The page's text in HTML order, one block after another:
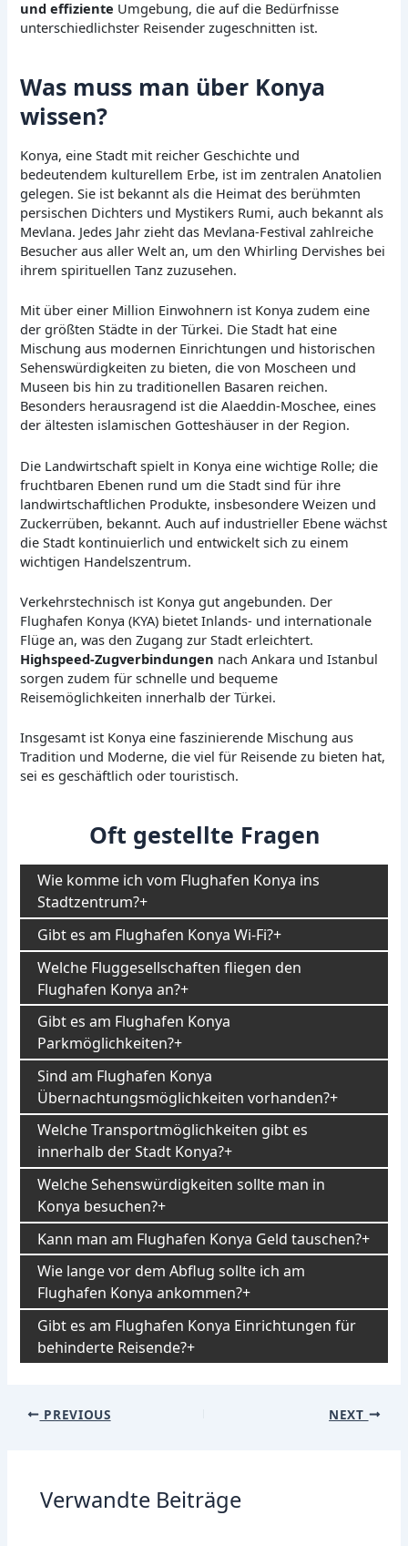
und effiziente Umgebung, die auf die Bedürfnisse
unterschiedlichster Reisender zugeschnitten ist.
Was muss man über Konya
wissen?
Konya, eine Stadt mit reicher Geschichte und
bedeutendem kulturellem Erbe, ist im zentralen Anatolien
gelegen. Sie ist bekannt als die Heimat des berühmten
persischen Dichters und Mystikers Rumi, auch bekannt als
Mevlana. Jedes Jahr zieht das Mevlana-Festival zahlreiche
Besucher aus aller Welt an, um den Whirling Dervishes bei
ihrem spirituellen Tanz zuzusehen.
Mit über einer Million Einwohnern ist Konya zudem eine
der größten Städte in der Türkei. Die Stadt hat eine
Mischung aus modernen Einrichtungen und historischen
Sehenswürdigkeiten zu bieten, die von Moscheen und
Museen bis hin zu traditionellen Basaren reichen.
Besonders herausragend ist die Alaeddin-Moschee, eines
der ältesten islamischen Gotteshäuser in der Region.
Die Landwirtschaft spielt in Konya eine wichtige Rolle; die
fruchtbaren Ebenen rund um die Stadt sind für ihre
landwirtschaftlichen Produkte, insbesondere Weizen und
Zuckerrüben, bekannt. Auch auf industrieller Ebene wächst
die Stadt kontinuierlich und entwickelt sich zu einem
wichtigen Handelszentrum.
Verkehrstechnisch ist Konya gut angebunden. Der
Flughafen Konya (KYA) bietet Inlands- und internationale
Flüge an, was den Zugang zur Stadt erleichtert.
Highspeed-Zugverbindungen nach Ankara und Istanbul
sorgen zudem für schnelle und bequeme
Reisemöglichkeiten innerhalb der Türkei.
Insgesamt ist Konya eine faszinierende Mischung aus
Tradition und Moderne, die viel für Reisende zu bieten hat,
sei es geschäftlich oder touristisch.
Oft gestellte Fragen
Wie komme ich vom Flughafen Konya ins
Stadtzentrum?
Gibt es am Flughafen Konya Wi-Fi?
Welche Fluggesellschaften fliegen den
Flughafen Konya an?
Gibt es am Flughafen Konya
Parkmöglichkeiten?
Sind am Flughafen Konya
Übernachtungsmöglichkeiten vorhanden?
Welche Transportmöglichkeiten gibt es
innerhalb der Stadt Konya?
Welche Sehenswürdigkeiten sollte man in
Konya besuchen?
Kann man am Flughafen Konya Geld tauschen?
Wie lange vor dem Abflug sollte ich am
Flughafen Konya ankommen?
Gibt es am Flughafen Konya Einrichtungen für
behinderte Reisende?
Post
PREVIOUS NEXT
Verwandte Beiträge